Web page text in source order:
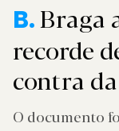
B.Braga
recorde
contra
O documento